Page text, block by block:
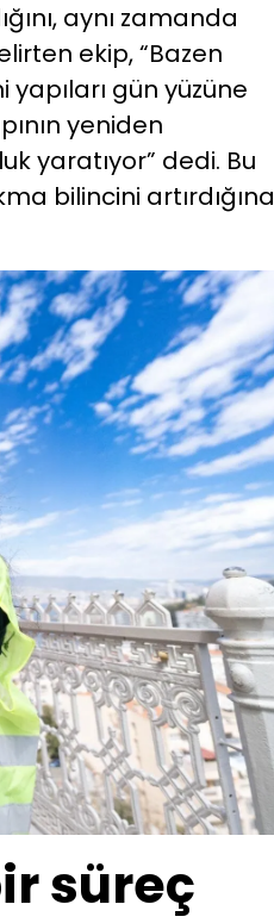
aynı zamanda
ekip, “Bazen
gün yüzüne
yeniden
yaratıyor” dedi. Bu
bilincini artırdığına
süreç